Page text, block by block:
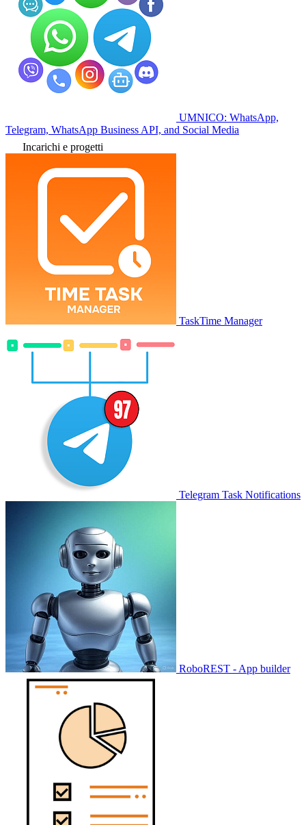
UMNICO: WhatsApp,
Telegram, WhatsApp Business API, and Social Media
Incarichi e progetti
TaskTime Manager
Telegram Task Notifications
RoboREST - App builder